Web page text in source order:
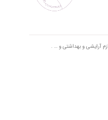
آرایشی و بهداشتی و … .